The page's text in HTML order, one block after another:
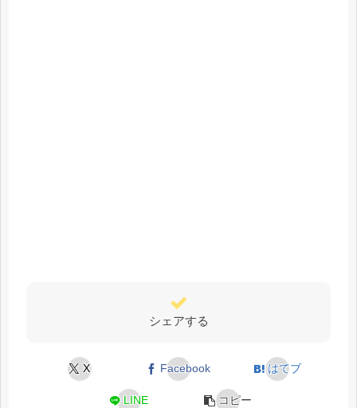
シェアする
X Facebook はてブ
LINE コピー